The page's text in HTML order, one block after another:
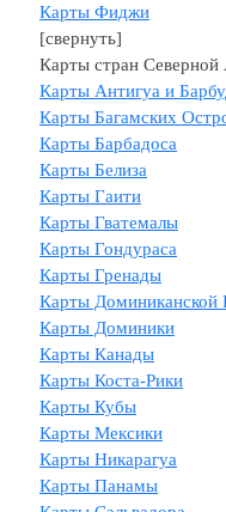
Карты Фиджи
[свернуть]
Карты стран
Карты Антигуа и
Карты Багамских
Карты Барбадоса
Карты Белиза
Карты Гаити
Карты Гватемалы
Карты Гондураса
Карты Гренады
Карты Доминиканской
Карты Доминики
Карты Канады
Карты Коста-Рики
Карты Кубы
Карты Мексики
Карты Никарагуа
Карты Панамы